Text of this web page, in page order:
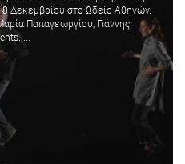
Δεκεμβρίου στο Ωδείο Αθηνών.
Παπαγεωργίου, Γιάννης
...